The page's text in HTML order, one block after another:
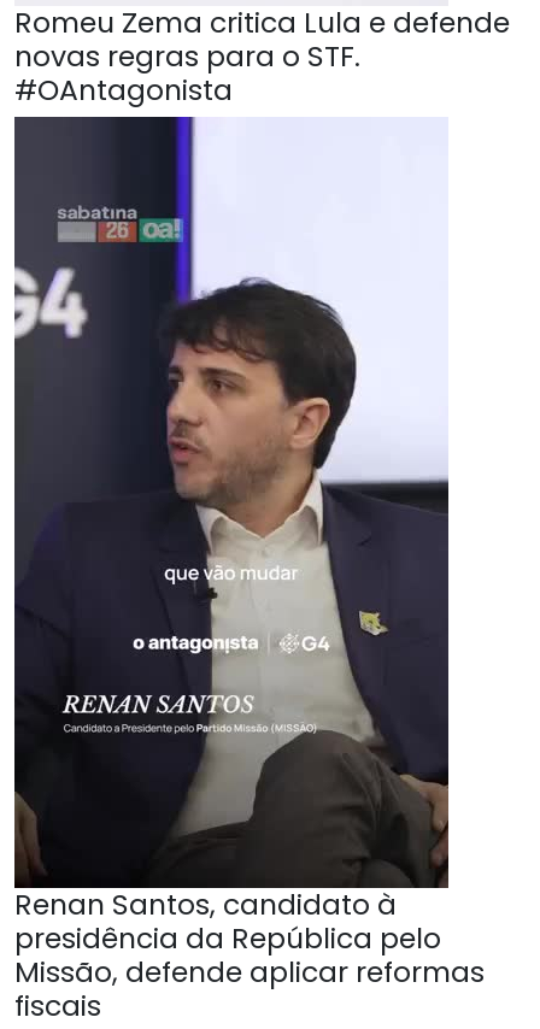
Romeu Zema critica Lula e defende
novas regras para o STF.
#OAntagonista
Renan Santos, candidato à
presidência da República pelo
Missão, defende aplicar reformas
fiscais